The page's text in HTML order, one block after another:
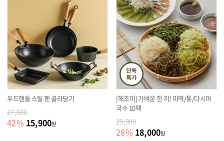
우드핸들 스틸 팬 골라담기
27,600
42% 15,900원
[해조미] 가벼운 한 끼! 미역/톳/다시마
국수 10팩
25,000
28% 18,000원